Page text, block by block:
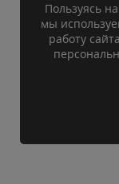
Пользуясь
мы
работу